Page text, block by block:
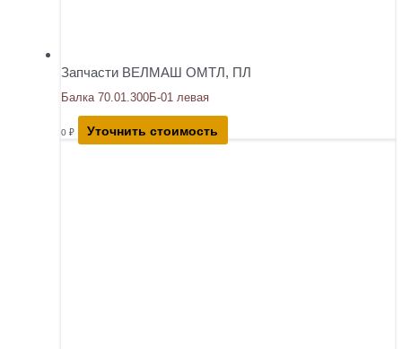
Запчасти ВЕЛМАШ ОМТЛ, ПЛ
Балка 70.01.300Б-01 левая
0 ₽ Уточнить стоимость